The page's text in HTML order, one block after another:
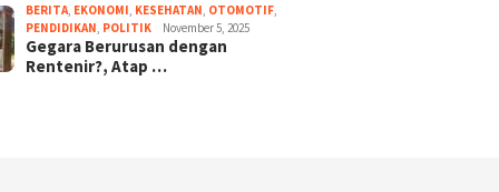
BERITA EKONOMI KESEHATAN OTOMOTIF
PENDIDIKAN POLITIK November 5, 2025
Gegara Berurusan dengan
Rentenir?, Atap …